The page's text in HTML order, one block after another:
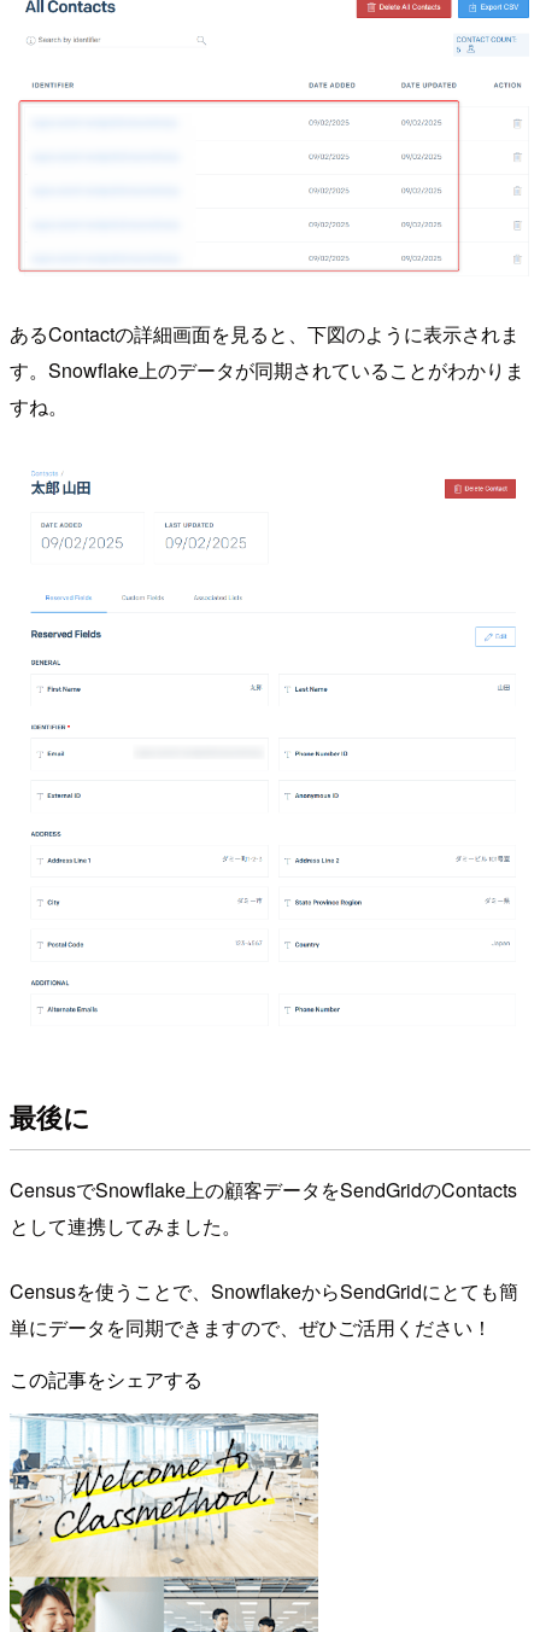
あるContactの詳細画面を見ると、下図のように表示されま
す。Snowflake上のデータが同期されていることがわかりま
すね。
最後に
CensusでSnowflake上の顧客データをSendGridのContacts
として連携してみました。
Censusを使うことで、SnowflakeからSendGridにとても簡
単にデータを同期できますので、ぜひご活用ください！
この記事をシェアする